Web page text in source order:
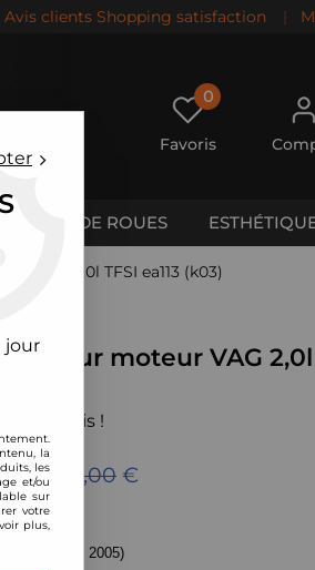
Avis clients Shopping satisfaction |
0
Favoris
CALES DE ROUES
VAG 2,0l TFSI ea113 (k03)
Pour moteur VAG 2,0l
votre avis !
de349,00 €
(à partir de 2005)
jour
la
les
et/ou
sur
votre
plus,